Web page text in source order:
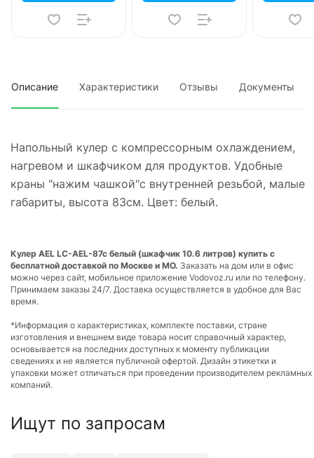
Описание Характеристики Отзывы Документы
Напольный кулер с компрессорным охлаждением,
нагревом и шкафчиком для продуктов. Удобные
краны "нажим чашкой"с внутренней резьбой, малые
габариты, высота 83см. Цвет: белый.
Кулер AEL LC-AEL-87c белый (шкафчик 10.6 литров) купить с
бесплатной доставкой по Москве и МО. Заказать на дом или в офис
можно через сайт, мобильное приложение Vodovoz.ru или по телефону.
Принимаем заказы 24/7. Доставка осуществляется в удобное для Вас
время.
*Информация о характеристиках, комплекте поставки, стране
изготовления и внешнем виде товара носит справочный характер,
основывается на последних доступных к моменту публикации
сведениях и не является публичной офертой. Дизайн этикетки и
упаковки может отличаться при проведении производителем рекламных
компаний.
Ищут по запросам